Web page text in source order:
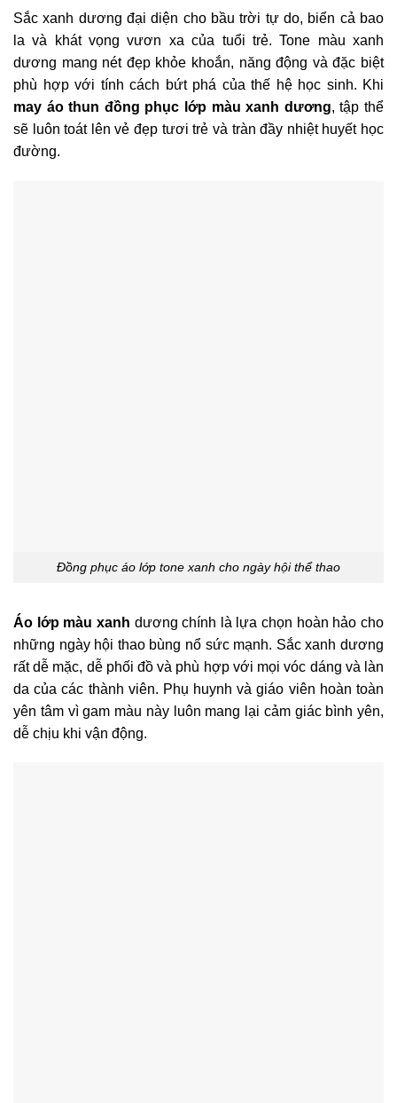
Sắc xanh dương đại diện cho bầu trời tự do, biển cả bao
la và khát vọng vươn xa của tuổi trẻ. Tone màu xanh
dương mang nét đẹp khỏe khoắn, năng động và đặc biệt
phù hợp với tính cách bứt phá của thế hệ học sinh. Khi
may áo thun đồng phục lớp màu xanh dương, tập thể
sẽ luôn toát lên vẻ đẹp tươi trẻ và tràn đầy nhiệt huyết học
đường.
Đồng phục áo lớp tone xanh cho ngày hội thể thao
Áo lớp màu xanh dương chính là lựa chọn hoàn hảo cho
những ngày hội thao bùng nổ sức mạnh. Sắc xanh dương
rất dễ mặc, dễ phối đồ và phù hợp với mọi vóc dáng và làn
da của các thành viên. Phụ huynh và giáo viên hoàn toàn
yên tâm vì gam màu này luôn mang lại cảm giác bình yên,
dễ chịu khi vận động.